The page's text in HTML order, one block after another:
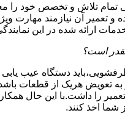
تمام تلاش و تخصص خود
و تعمیر آن نیازمند مهارت
ارائه شده در این
است؟
ظرفشویی،باید دستگاه عیب
تعویض هریک از قطعات
را داشت.با این حال
شما اخذ کنند.